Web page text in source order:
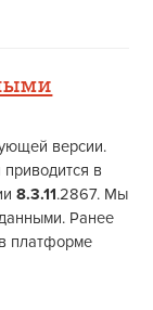
версии.
в
8.3.11.2867. Мы
Ранее
платформе